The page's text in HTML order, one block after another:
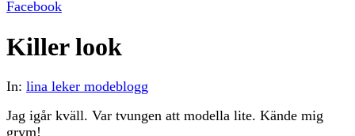
Killer look
In: lina leker modeblogg
Jag igår kväll. Var tvungen att modella lite. Kände mig
grym!